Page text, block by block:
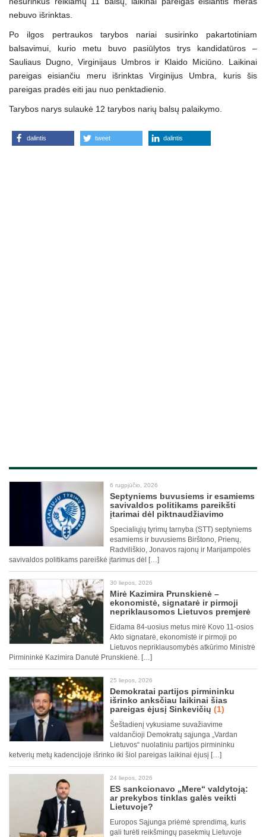
nebuvo išrinktas.
Po ilgos pertraukos tarybos nariai susirinko pakartotiniam
balsavimui, kurio metu buvo pasiūlytos trys kandidatūros –
Sauliaus Dugno, Virginijaus Umbros ir Klaido Miciūno. Laikinai
pareigas eisiančiu meru išrinktas Virginijus Umbra, kuris šis
pareigas pradės eiti jau nuo penktadienio.
Tarybos narys sulaukė 12 tarybos narių balsų palaikymo.
dalintis tweet dalintis
6 rugpjūčio, 2026
Septyniems buvusiems ir esamiems
savivaldos politikams pareikšti
įtarimai dėl piktnaudžiavimo
Specialiųjų tyrimų tarnyba (STT) septyniems
esamiems ir buvusiems Birštono, Prienų,
Radviliškio, Jonavos rajonų ir Marijampolės
savivaldos politikams pareiškė įtarimus dėl […]
30 liepos, 2026
Mirė Kazimira Prunskienė –
ekonomistė, signatarė ir pirmoji
nepriklausomos Lietuvos premjerė
Eidama 84-uosius metus mirė Kovo 11-osios
Akto signatarė, ekonomistė ir pirmoji po
Lietuvos nepriklausomybės atkūrimo Ministrė
Pirmininkė Kazimira Danutė Prunskienė. […]
25 liepos, 2026
Demokratai partijos pirmininku
išrinko anksčiau laikinai šias
pareigas ėjusį Sinkevičių (1)
Šeštadienį vykusiame suvažiavime
valdančioji Demokratų sąjunga „Vardan
Lietuvos“ nuolatiniu partijos pirmininku
ketverių metų kadencijoje išrinko iki šiol pareigas laikinai ėjusį […]
24 liepos, 2026
ES sankcionavo „Mere“ valdytoją:
ar prekybos tinklas galės veikti
Lietuvoje?
Europos Sąjunga priėmė sprendimą, kuris
gali turėti reikšmingų pasekmių Lietuvoje